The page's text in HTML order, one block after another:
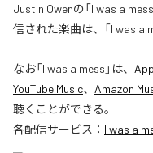
Justin Owenの「I was a
信された楽曲は、「I was a
なお「I was a mess 」は、
YouTube Music、 Amazon
聴くことができる。
各配信サービス： I was a